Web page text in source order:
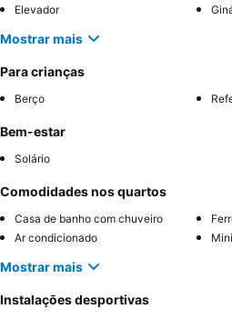
Elevador
Mostrar mais
Para crianças
Berço
Bem-estar
Solário
Comodidades nos quartos
Casa de banho com chuveiro
Ar condicionado
Mostrar mais
Instalações desportivas